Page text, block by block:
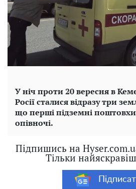
У ніч проти 20 вересня в
Росії сталися відразу три
що перші підземні
опівночі.
Підпишись на
Тільки